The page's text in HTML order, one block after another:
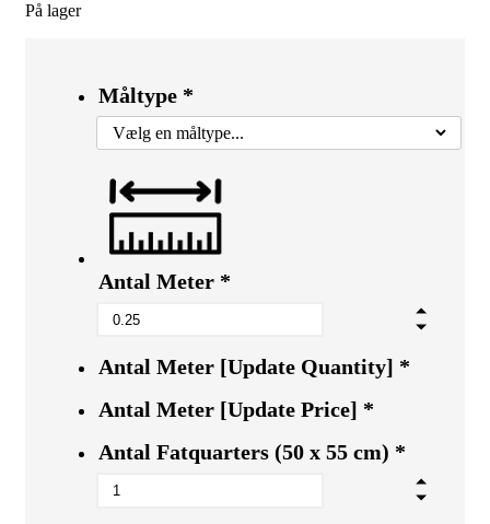
På lager
Måltype *
Antal Meter *
Antal Meter [Update Quantity] *
Antal Meter [Update Price] *
Antal Fatquarters (50 x 55 cm) *